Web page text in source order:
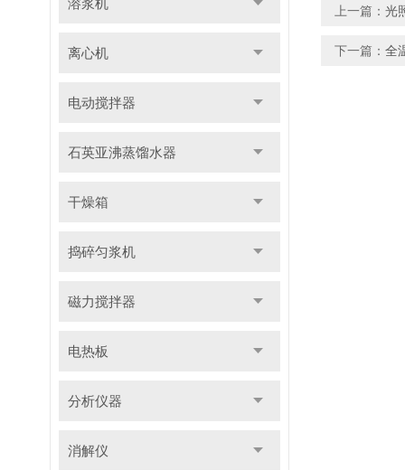
溶浆机
离心机
电动搅拌器
石英亚沸蒸馏水器
干燥箱
捣碎匀浆机
磁力搅拌器
电热板
分析仪器
消解仪
上一篇： 光
下一篇： 全